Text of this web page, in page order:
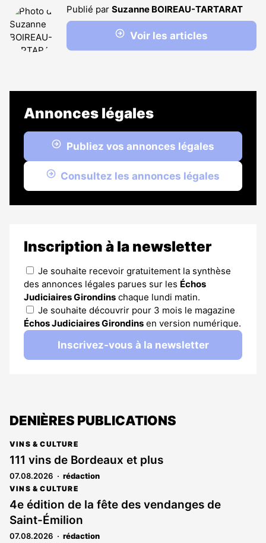
Publié par Suzanne BOIREAU-TARTARAT
Voir les articles
Annonces légales
Publiez vos annonces légales
Consultez les annonces légales
Inscription à la newsletter
Je souhaite recevoir gratuitement la synthèse
des annonces légales parues sur les Échos
Judiciaires Girondins chaque lundi matin.
Je souhaite découvrir pour 3 mois le magazine
Échos Judiciaires Girondins en version numérique.
Inscrivez-vous à la newsletter
DENIÈRES PUBLICATIONS
VINS & CULTURE
111 vins de Bordeaux et plus
07.08.2026 rédaction
VINS & CULTURE
4e édition de la fête des vendanges de
Saint-Émilion
07.08.2026 rédaction